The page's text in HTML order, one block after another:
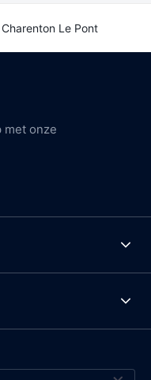
Charenton Le Pont
met onze